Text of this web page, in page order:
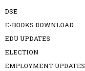
DSE
E-BOOKS DOWNLOAD
EDU UPDATES
ELECTION
EMPLOYMENT UPDATES